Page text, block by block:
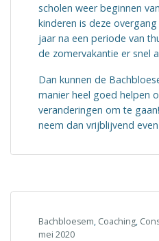
scholen weer beginnen
kinderen is deze
jaar na een periode van
de zomervakantie er snel
Dan kunnen de
manier heel goed helpen
veranderingen om te
neem dan vrijblijvend
Bachbloesem, Coaching,
mei 2020